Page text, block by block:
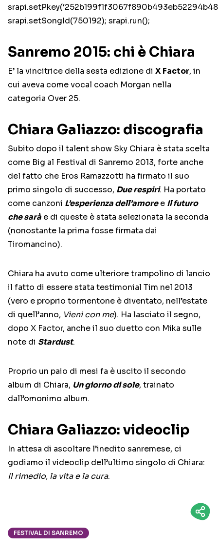
srapi.setSongId(750192); srapi.run();
Sanremo 2015: chi è Chiara
E’ la vincitrice della sesta edizione di X Factor, in
cui aveva come vocal coach Morgan nella
categoria Over 25.
Chiara Galiazzo: discografia
Subito dopo il talent show Sky Chiara è stata scelta
come Big al Festival di Sanremo 2013, forte anche
del fatto che Eros Ramazzotti ha firmato il suo
primo singolo di successo, Due respiri. Ha portato
come canzoni L’esperienza dell’amoree Il futuro
che sarà e di queste è stata selezionata la seconda
(nonostante la prima fosse firmata dai
Tiromancino).
Chiara ha avuto come ulteriore trampolino di lancio
il fatto di essere stata testimonial Tim nel 2013
(vero e proprio tormentone è diventato, nell’estate
di quell’anno, Vieni con me). Ha lasciato il segno,
dopo X Factor, anche il suo duetto con Mika sulle
note di Stardust.
Proprio un paio di mesi fa è uscito il secondo
album di Chiara, Un giorno di sole, trainato
dall’omonimo album.
Chiara Galiazzo: videoclip
In attesa di ascoltare l’inedito sanremese, ci
godiamo il videoclip dell’ultimo singolo di Chiara:
Il rimedio, la vita e la cura.
FESTIVAL DI SANREMO